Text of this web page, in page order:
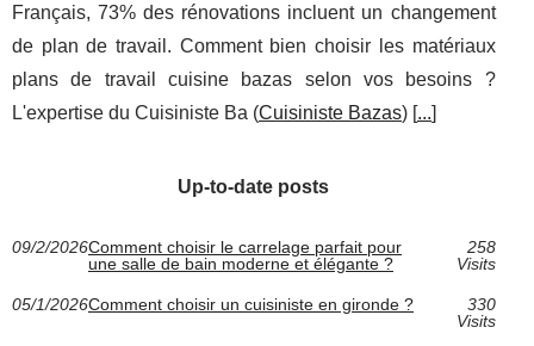
Français, 73% des rénovations incluent un changement
de plan de travail. Comment bien choisir les matériaux
plans de travail cuisine bazas selon vos besoins ?
L'expertise du Cuisiniste Ba (Cuisiniste Bazas) [...]
Up-to-date posts
09/2/2026Comment choisir le carrelage parfait pour
une salle de bain moderne et élégante ?
258
Visits
05/1/2026Comment choisir un cuisiniste en gironde ?
330
Visits